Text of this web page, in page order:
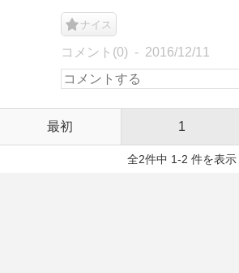
ナイス
コメント(0) 2016/12/11
最初 1
全2件中 1-2 件を表示